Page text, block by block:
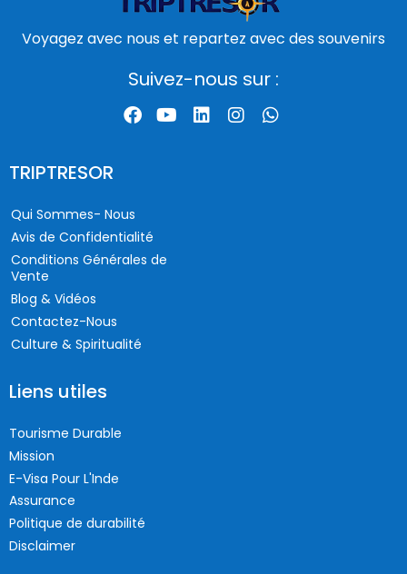
Voyagez avec nous et repartez avec des souvenirs
Suivez-nous sur :
TRIPTRESOR
Qui Sommes- Nous
Avis de Confidentialité
Conditions Générales de
Vente
Blog & Vidéos
Contactez-Nous
Culture & Spiritualité
Liens utiles
Tourisme Durable
Mission
E-Visa Pour L'Inde
Assurance
Politique de durabilité
Disclaimer